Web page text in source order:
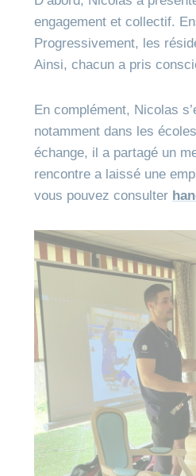
engagement et collectif.
Progressivement, les
Ainsi, chacun a pris
En complément, Nicolas
notamment dans les
échange, il a partagé un
rencontre a laissé une
vous pouvez consulter